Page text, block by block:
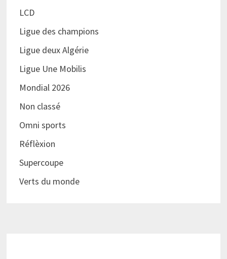
LCD
Ligue des champions
Ligue deux Algérie
Ligue Une Mobilis
Mondial 2026
Non classé
Omni sports
Réflèxion
Supercoupe
Verts du monde